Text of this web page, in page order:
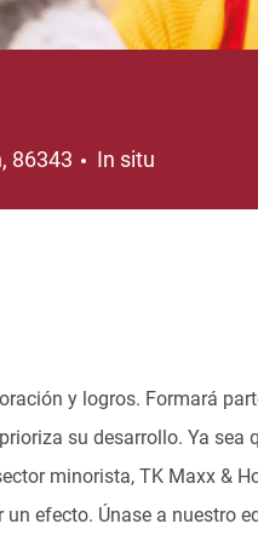
86343 In situ
y logros. Formará
su desarrollo. Ya sea
minorista, TK Maxx &
efecto. Únase a nuestro